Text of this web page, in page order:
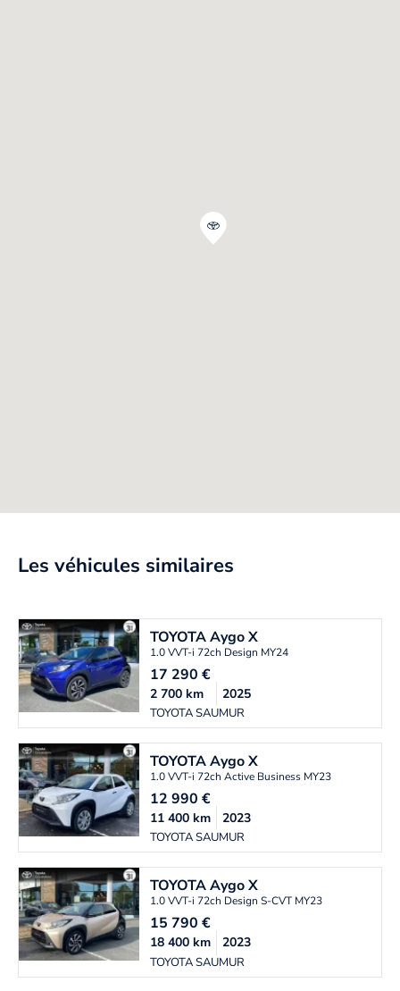
Les véhicules similaires
TOYOTAAygo X
1.0 VVT-i 72ch Design MY24
17 290€
TOYOTA SAUMUR
2 700km 2025
TOYOTAAygo X
1.0 VVT-i 72ch Active Business MY23
12 990€
TOYOTA SAUMUR
11 400km 2023
TOYOTAAygo X
1.0 VVT-i 72ch Design S-CVT MY23
15 790€
TOYOTA SAUMUR
18 400km 2023